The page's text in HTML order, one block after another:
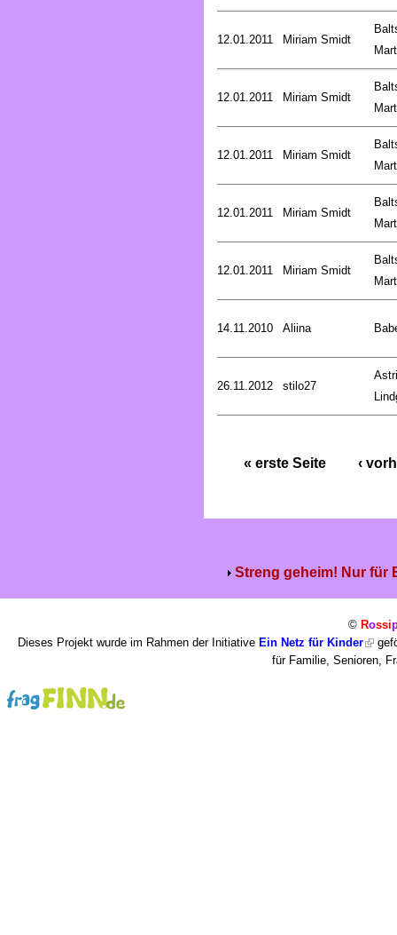
12.01.2011 Miriam Smidt
12.01.2011 Miriam Smidt
12.01.2011 Miriam Smidt
12.01.2011 Miriam Smidt
12.01.2011 Miriam Smidt
14.11.2010 Aliina
26.11.2012 stilo27
« erste Seite ‹
Streng geheim! Nur für
© Rossi
Dieses Projekt wurde im Rahmen der Initiative Ein Netz für Kinder
für Familie, Senioren,